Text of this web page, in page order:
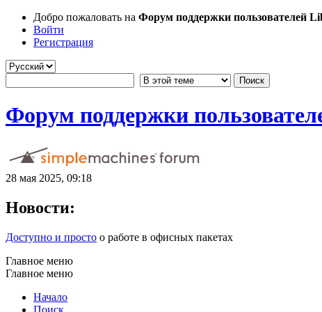
Добро пожаловать на Форум поддержки пользователей
Войти
Регистрация
Форум поддержки
28 мая 2025, 09:18
Новости:
Доступно и просто о работе в офисных пакетах
Главное меню
Главное меню
Начало
Поиск